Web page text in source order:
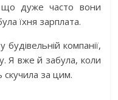
що дуже часто вони
їхня зарплата.
компанії,
Я вже й забула, коли
скучила за цим.